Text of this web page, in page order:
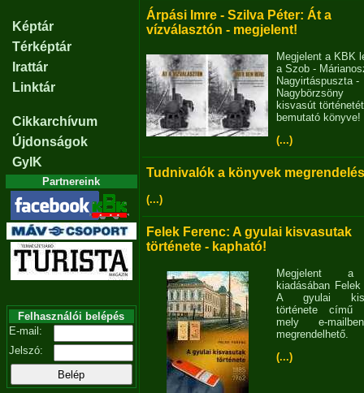
Képtár
Térképtár
Irattár
Linktár
Cikkarchívum
Újdonságok
GyIK
Partnereink
Felhasználói belépés
E-mail:
Jelszó:
Árpási Imre - Szilva Péter: Át a
vízválasztón - megjelent!
Megjelent a KBK
a Szob -
Nagyirtáspuszta -
Nagybörzsöny
kisvasút történetét
bemutató könyve!
(...)
Tudnivalók a könyvek
(...)
Felek Ferenc: A gyulai kisvasutak
története - kapható!
Megjelent
kiadásában
A gyulai
története című
mely e-
megrendelhető.
(...)